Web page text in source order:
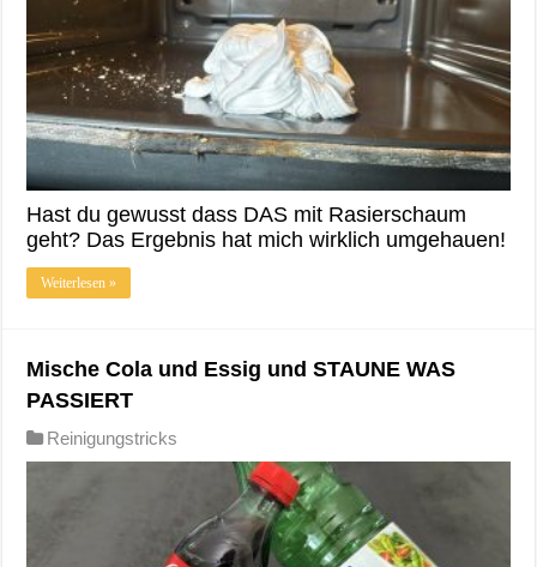
Hast du gewusst dass DAS mit Rasierschaum
geht? Das Ergebnis hat mich wirklich umgehauen!
Weiterlesen »
Mische Cola und Essig und STAUNE WAS
PASSIERT
Reinigungstricks